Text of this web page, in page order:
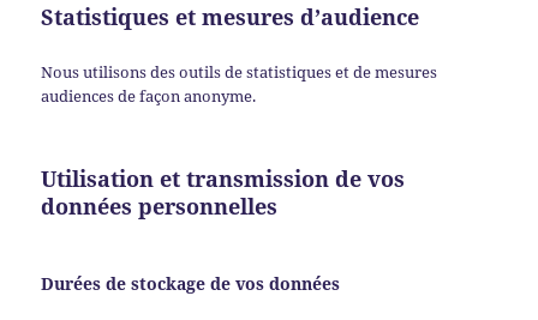
Statistiques et mesures d’audience
Nous utilisons des outils de statistiques et de mesures
audiences de façon anonyme.
Utilisation et transmission de vos
données personnelles
Durées de stockage de vos données